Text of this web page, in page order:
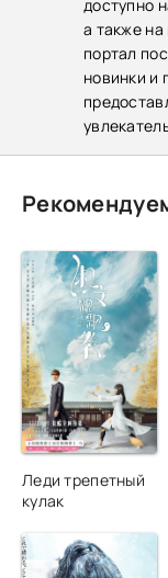
доступно
а также
портал
новинки и
Леди трепетный
кулак